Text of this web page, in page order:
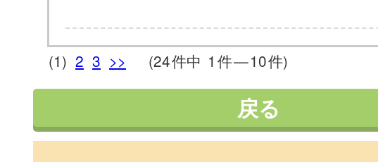
(1) 2 3 >> (24件中 1 件—10件)
戻る